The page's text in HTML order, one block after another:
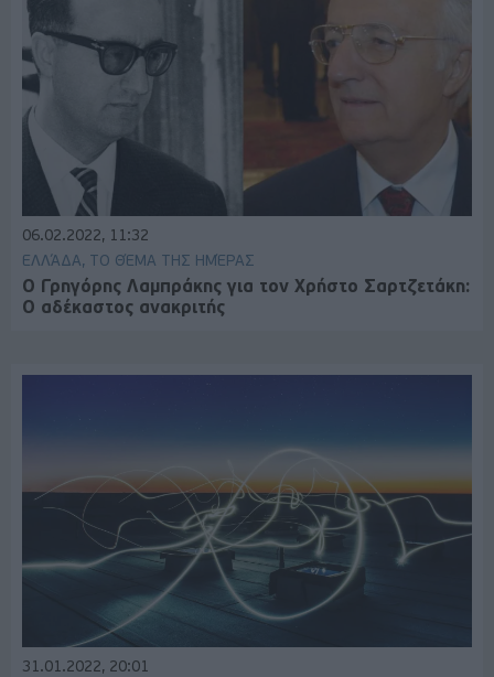
06.02.2022, 11:32
ΕΛΛΆΔΑ, ΤΟ ΘΈΜΑ ΤΗΣ ΗΜΈΡΑΣ
Ο Γρηγόρης Λαμπράκης για τον Χρήστο Σαρτζετάκη:
Ο αδέκαστος ανακριτής
31.01.2022, 20:01